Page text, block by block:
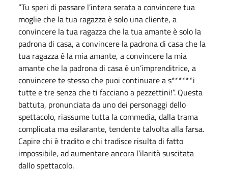
“Tu speri di passare l’intera serata a convincere tua
moglie che la tua ragazza è solo una cliente, a
convincere la tua ragazza che la tua amante è solo la
padrona di casa, a convincere la padrona di casa che la
tua ragazza è la mia amante, a convincere la mia
amante che la padrona di casa è un’imprenditrice, a
convincere te stesso che puoi continuare a s******i
tutte e tre senza che ti facciano a pezzettini!”. Questa
battuta, pronunciata da uno dei personaggi dello
spettacolo, riassume tutta la commedia, dalla trama
complicata ma esilarante, tendente talvolta alla farsa.
Capire chi è tradito e chi tradisce risulta di fatto
impossibile, ad aumentare ancora l’ilarità suscitata
dallo spettacolo.